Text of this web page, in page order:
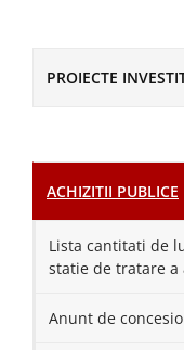
PROIECTE
ACHIZITII PUBLICE
Lista cantitati de
statie de tratare a
Anunt de